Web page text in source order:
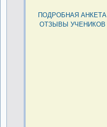
ПОДРОБНАЯ АНКЕТА
ОТЗЫВЫ УЧЕНИКОВ